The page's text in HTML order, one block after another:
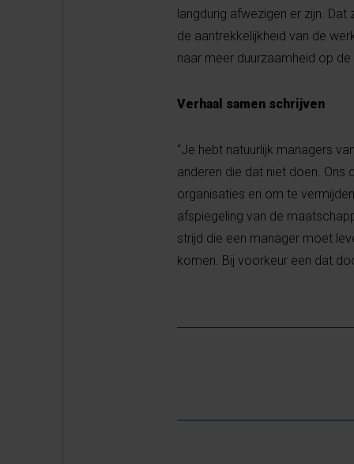
langdurig afwezigen er zijn.
de aantrekkelijkheid van de
naar meer duurzaamheid op
Verhaal samen schrijven
“Je hebt natuurlijk managers
anderen die dat niet doen. Ons
organisaties en om te
afspiegeling van de
strijd die een manager moet
komen. Bij voorkeur een dat